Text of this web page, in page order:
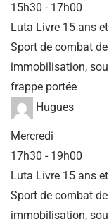
15h30 - 17h00
Luta Livre 15 ans
Sport de combat
immobilisation,
frappe portée
Hugues
Mercredi
17h30 - 19h00
Luta Livre 15 ans
Sport de combat
immobilisation,